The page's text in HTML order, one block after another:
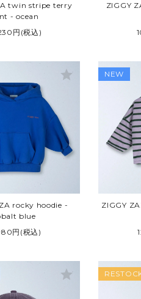
twin stripe terry
- ocean
円(税込)
ZIGGY
rocky hoodie -
blue
円(税込)
star NEW
ZIGGY
star